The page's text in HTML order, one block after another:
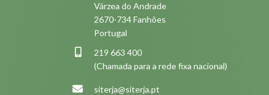
Várzea do Andrade
2670-734 Fanhões
Portugal
219 663 400
(Chamada para a rede fixa nacional)
siterja@siterja.pt